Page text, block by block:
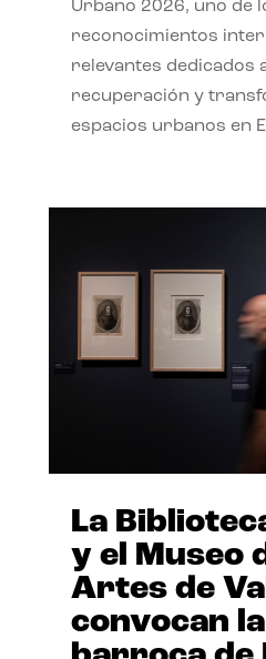
Urbano 2026, uno de
reconocimientos
relevantes dedicados
recuperación y
espacios urbanos en
La
y el Museo
Artes de
convocan